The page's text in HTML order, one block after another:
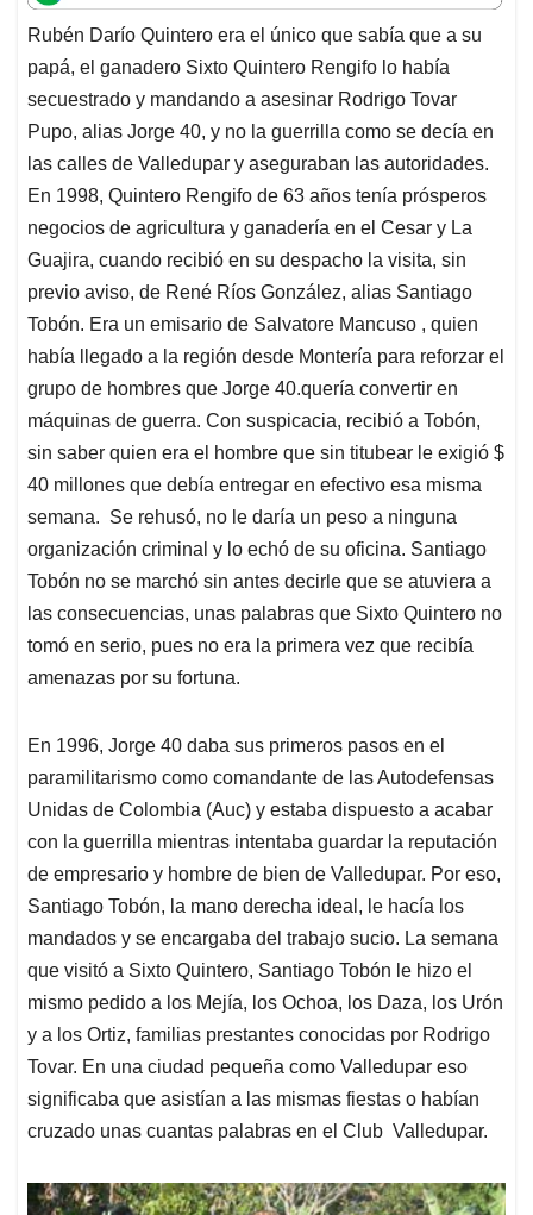
t
s
A
p
p
e
b
o
o
k
k
e
d
I
n
i
l
e
a
d
s
Rubén Darío Quintero era el único que sabía que a su
papá, el ganadero Sixto Quintero Rengifo lo había
secuestrado y mandando a asesinar Rodrigo Tovar
Pupo, alias Jorge 40, y no la guerrilla como se decía en
las calles de Valledupar y aseguraban las autoridades.
En 1998, Quintero Rengifo de 63 años tenía prósperos
negocios de agricultura y ganadería en el Cesar y La
Guajira, cuando recibió en su despacho la visita, sin
previo aviso, de René Ríos González, alias Santiago
Tobón. Era un emisario de Salvatore Mancuso , quien
había llegado a la región desde Montería para reforzar el
grupo de hombres que Jorge 40.quería convertir en
máquinas de guerra. Con suspicacia, recibió a Tobón,
sin saber quien era el hombre que sin titubear le exigió $
40 millones que debía entregar en efectivo esa misma
semana. Se rehusó, no le daría un peso a ninguna
organización criminal y lo echó de su oficina. Santiago
Tobón no se marchó sin antes decirle que se atuviera a
las consecuencias, unas palabras que Sixto Quintero no
tomó en serio, pues no era la primera vez que recibía
amenazas por su fortuna.
En 1996, Jorge 40 daba sus primeros pasos en el
paramilitarismo como comandante de las Autodefensas
Unidas de Colombia (Auc) y estaba dispuesto a acabar
con la guerrilla mientras intentaba guardar la reputación
de empresario y hombre de bien de Valledupar. Por eso,
Santiago Tobón, la mano derecha ideal, le hacía los
mandados y se encargaba del trabajo sucio. La semana
que visitó a Sixto Quintero, Santiago Tobón le hizo el
mismo pedido a los Mejía, los Ochoa, los Daza, los Urón
y a los Ortiz, familias prestantes conocidas por Rodrigo
Tovar. En una ciudad pequeña como Valledupar eso
significaba que asistían a las mismas fiestas o habían
cruzado unas cuantas palabras en el Club Valledupar.